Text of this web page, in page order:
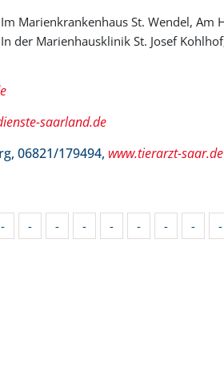
Im Marienkrankenhaus St. Wendel, Am
In der Marienhausklinik St. Josef
saarland.de
06821/179494, www.tierarzt-saar.de
- - - - - - - - -